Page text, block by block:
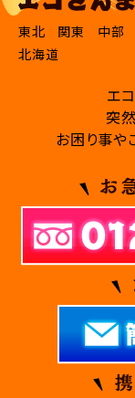
東北 関東 中部
北海道
エ
突
お困り事や